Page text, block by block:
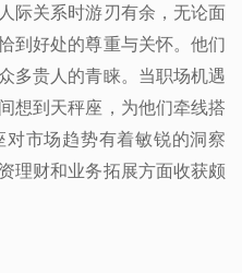
际关系时游刃有余，无论面
到好处的尊重与关怀。他们
多贵人的青睐。当职场机遇
想到天秤座，为他们牵线搭
市场趋势有着敏锐的洞察
理财和业务拓展方面收获颇